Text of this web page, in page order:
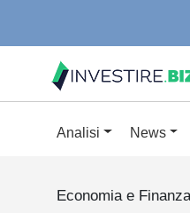
Analisi News
Economia e Finanza